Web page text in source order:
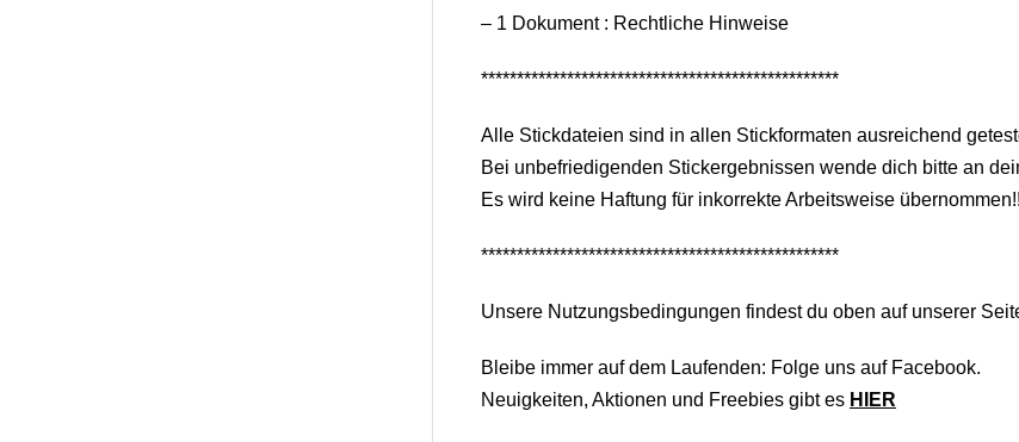
– 1 Dokument : Rechtliche Hinweise
**************************************************
Alle Stickdateien sind in allen Stickformaten ausreichend
Bei unbefriedigenden Stickergebnissen wende dich bitte an
Es wird keine Haftung für inkorrekte Arbeitsweise übernommen!!
**************************************************
Unsere Nutzungsbedingungen findest du oben auf unserer
Bleibe immer auf dem Laufenden: Folge uns auf Facebook.
Neuigkeiten, Aktionen und Freebies gibt es HIER